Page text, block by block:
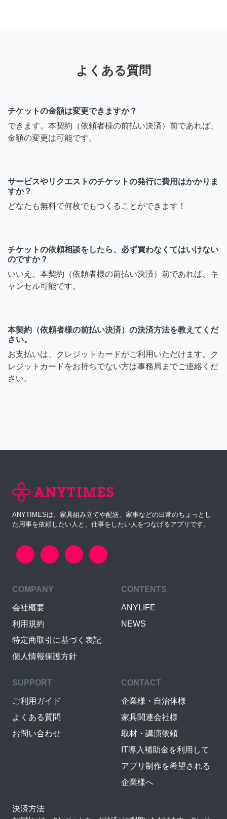
よくある質問
チケットの金額は変更できますか？
できます。本契約（依頼者様の前払い決済）前であれば、
金額の変更は可能です。
サービスやリクエストのチケットの発行に費用はかかりま
すか？
どなたも無料で何枚でもつくることができます！
チケットの依頼相談をしたら、必ず買わなくてはいけない
のですか？
いいえ。本契約（依頼者様の前払い決済）前であれば、キ
ャンセル可能です。
本契約（依頼者様の前払い決済）の決済方法を教えてくだ
さい。
お支払いは、クレジットカードがご利用いただけます。ク
レジットカードをお持ちでない方は事務局までご連絡くだ
さい。
ANYTIMESは、家具組み立てや配送、家事などの日常のちょっとし
た用事を依頼したい人と、仕事をしたい人をつなげるアプリです。
COMPANY
会社概要
利用規約
特定商取引に基づく表記
個人情報保護方針
CONTENTS
ANYLIFE
NEWS
SUPPORT
ご利用ガイド
よくある質問
お問い合わせ
CONTACT
企業様・自治体様
家具関連会社様
取材・講演依頼
IT導入補助金を利用して
アプリ制作を希望される
企業様へ
決済方法